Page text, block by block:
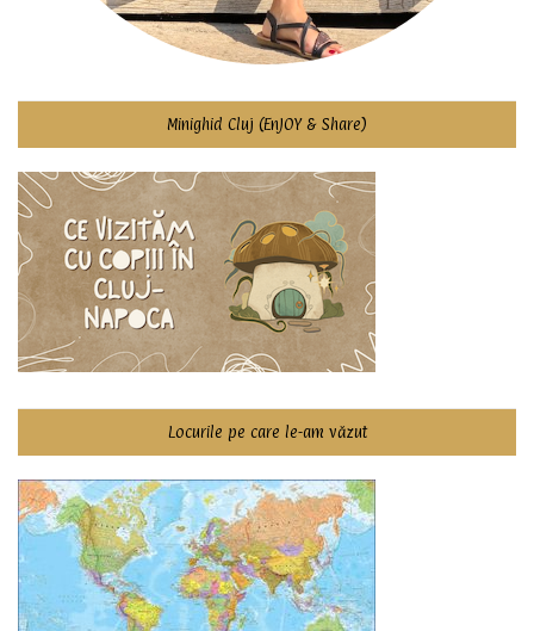
Minighid Cluj (EnJOY & Share)
Locurile pe care le-am văzut